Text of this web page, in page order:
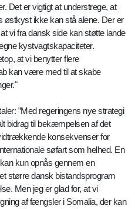
Det er vigtigt at understrege, at
østkyst ikke kan stå alene. Der er
vi fra dansk side kan støtte lande
kystvagtskapaciteter.
at vi benytter flere
kan være med til at skabe
”Med regeringens nye strategi
bidrag til bekæmpelsen af det
konsekvenser for
søfart som helhed. En
kun opnås gennem en
større dansk bistandsprogram
Men jeg er glad for, at vi
af fængsler i Somalia, der kan